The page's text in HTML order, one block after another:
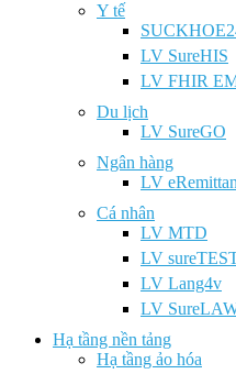
Y tế
LV SureHIS
LV FHIR
Du lịch
LV SureGO
Ngân hàng
LV
Cá nhân
LV MTD
LV
LV Lang4v
LV
Hạ tầng nền tảng
Hạ tầng ảo hóa